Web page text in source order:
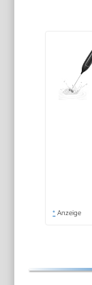
* Anzeige